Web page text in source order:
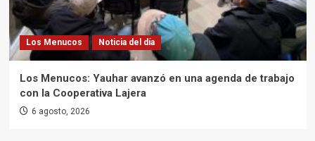
Los Menucos Noticia del día
Los Menucos: Yauhar avanzó en una agenda de trabajo
con la Cooperativa Lajera
6 agosto, 2026